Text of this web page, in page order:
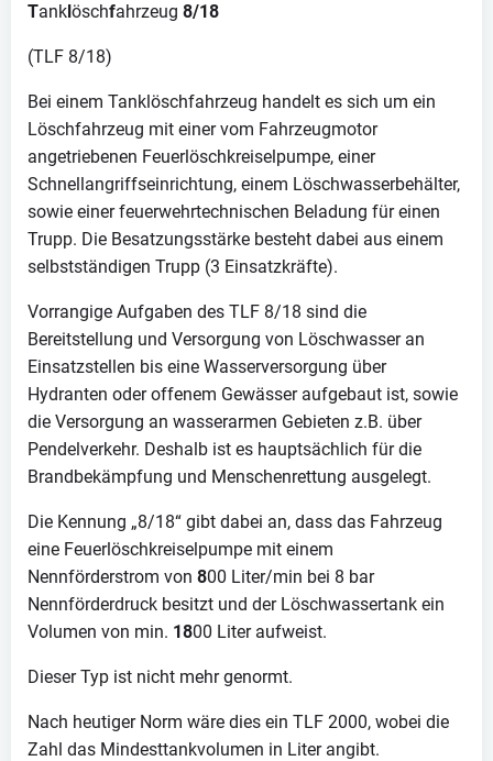
Tanklöschfahrzeug 8/18
(TLF 8/18)
Bei einem Tanklöschfahrzeug handelt es sich um ein
Löschfahrzeug mit einer vom Fahrzeugmotor
angetriebenen Feuerlöschkreiselpumpe, einer
Schnellangriffseinrichtung, einem Löschwasserbehälter,
sowie einer feuerwehrtechnischen Beladung für einen
Trupp. Die Besatzungsstärke besteht dabei aus einem
selbstständigen Trupp (3 Einsatzkräfte).
Vorrangige Aufgaben des TLF 8/18 sind die
Bereitstellung und Versorgung von Löschwasser an
Einsatzstellen bis eine Wasserversorgung über
Hydranten oder offenem Gewässer aufgebaut ist, sowie
die Versorgung an wasserarmen Gebieten z.B. über
Pendelverkehr. Deshalb ist es hauptsächlich für die
Brandbekämpfung und Menschenrettung ausgelegt.
Die Kennung „8/18“ gibt dabei an, dass das Fahrzeug
eine Feuerlöschkreiselpumpe mit einem
Nennförderstrom von 800 Liter/min bei 8 bar
Nennförderdruck besitzt und der Löschwassertank ein
Volumen von min. 1800 Liter aufweist.
Dieser Typ ist nicht mehr genormt.
Nach heutiger Norm wäre dies ein TLF 2000, wobei die
Zahl das Mindesttankvolumen in Liter angibt.